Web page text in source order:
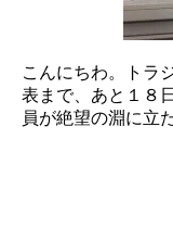
こんにちわ。トラ
表まで、あと１８
員が絶望の淵に立